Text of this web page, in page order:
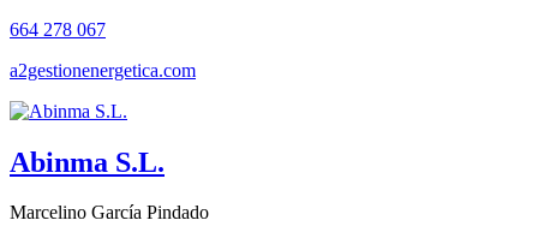
664 278 067
a2gestionenergetica.com
Abinma S.L.
Marcelino García Pindado